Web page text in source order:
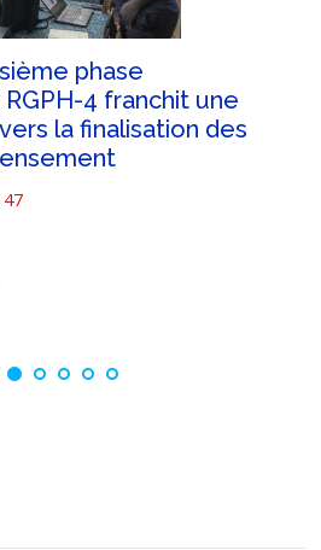
phase
4 franchit une
la finalisation des
47